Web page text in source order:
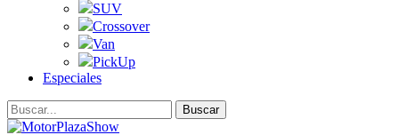
SUV
Crossover
Van
PickUp
Especiales